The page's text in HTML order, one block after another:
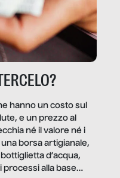
hanno un costo sul
e un prezzo al
né il valore né i
borsa artigianale,
d’acqua,
alla base